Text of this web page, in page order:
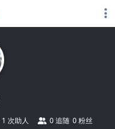
1 次助人 0追随 0粉丝